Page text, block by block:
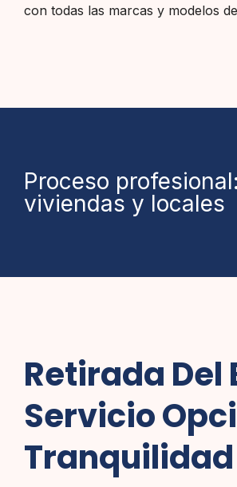
con todas las marcas y modelos
Proceso
viviendas y locales
Retirada Del
Servicio
Tranquilidad